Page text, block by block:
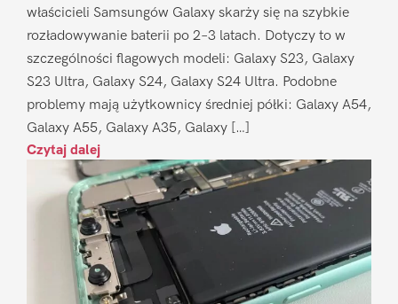
właścicieli Samsungów Galaxy skarży się na szybkie
rozładowywanie baterii po 2–3 latach. Dotyczy to w
szczególności flagowych modeli: Galaxy S23, Galaxy
S23 Ultra, Galaxy S24, Galaxy S24 Ultra. Podobne
problemy mają użytkownicy średniej półki: Galaxy A54,
Galaxy A55, Galaxy A35, Galaxy […]
Czytaj dalej